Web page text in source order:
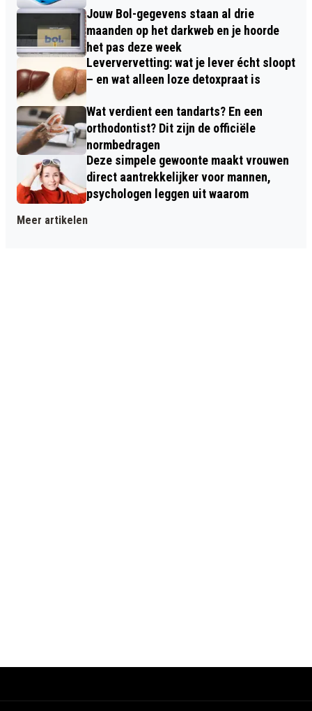
Jouw Bol-gegevens staan al drie
maanden op het darkweb en je hoorde
het pas deze week
Leververvetting: wat je lever écht sloopt
– en wat alleen loze detoxpraat is
Wat verdient een tandarts? En een
orthodontist? Dit zijn de officiële
normbedragen
Deze simpele gewoonte maakt vrouwen
direct aantrekkelijker voor mannen,
psychologen leggen uit waarom
Meer artikelen